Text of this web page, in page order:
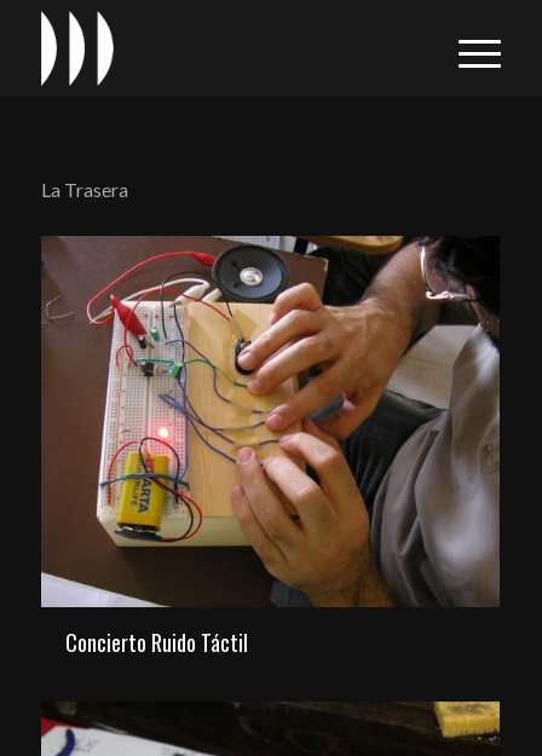
La Trasera
Concierto Ruido Táctil